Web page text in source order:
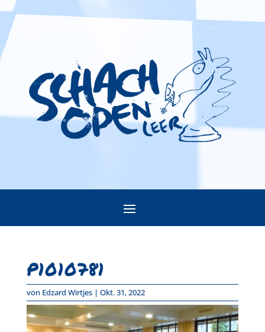
P1010781
von Edzard Wirtjes| Okt. 31, 2022